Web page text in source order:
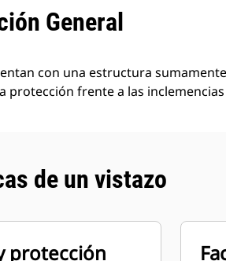
General
con una estructura
frente a las
de un vistazo
protección